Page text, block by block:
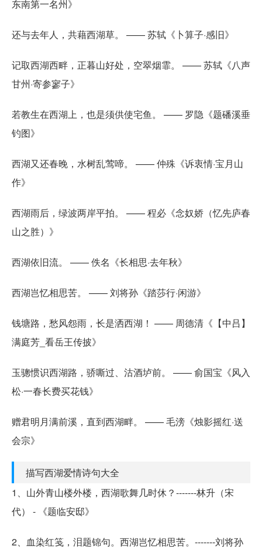
东南第一名州》
还与去年人，共藉西湖草。 —— 苏轼《卜算子·感旧》
记取西湖西畔，正暮山好处，空翠烟霏。 —— 苏轼《八声
甘州·寄参寥子》
若教生在西湖上，也是须供使宅鱼。 —— 罗隐《题磻溪垂
钓图》
西湖又还春晚，水树乱莺啼。 —— 仲殊《诉衷情·宝月山
作》
西湖雨后，绿波两岸平拍。 —— 程必《念奴娇（忆先庐春
山之胜）》
西湖依旧流。 —— 佚名《长相思·去年秋》
西湖岂忆相思苦。 —— 刘将孙《踏莎行·闲游》
钱塘路，愁风怨雨，长是洒西湖！ —— 周德清《【中吕】
满庭芳_看岳王传披》
玉骢惯识西湖路，骄嘶过、沽酒垆前。 —— 俞国宝《风入
松·一春长费买花钱》
赠君明月满前溪，直到西湖畔。 —— 毛滂《烛影摇红·送
会宗》
描写西湖爱情诗句大全
1、山外青山楼外楼，西湖歌舞几时休？-------林升（宋
代） - 《题临安邸》
2、血染红笺，泪题锦句。西湖岂忆相思苦。-------刘将孙